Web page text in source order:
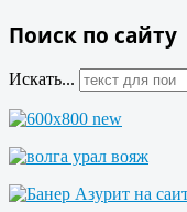
Поиск по сайту
Искать...